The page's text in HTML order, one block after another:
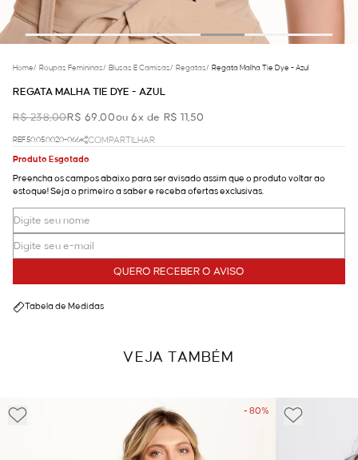
Home/ Roupas Femininas/ Blusas E Camisas/ Regatas/ Regata Malha Tie Dye - Azul
REGATA MALHA TIE DYE - AZUL
R$ 238,00R$ 69,00ou 6x de R$ 11,50
REF.50.05.0020-066
COMPARTILHAR
Produto Esgotado
Preencha os campos abaixo para ser avisado assim que o produto voltar ao
estoque! Seja o primeiro a saber e receba ofertas exclusivas.
QUERO RECEBER O AVISO
Tabela de Medidas
VEJA TAMBÉM
- 80%